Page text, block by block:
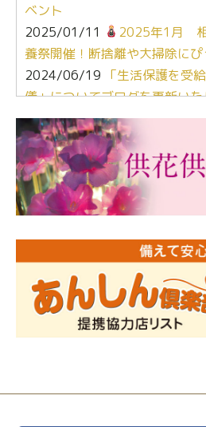
ベント
2025/01/11
2025年1月
養祭開催！断捨離や大掃除に
2024/06/19 「生活保護を受
儀」についてブログを更新い
2024/03/06【終活なるほど
ぶ！はじめてのお葬式」小さな
瀬 ご参加ありがとうございま
2024/01/19令和6年能登半島
告
人形供養 寄付の
2023/12/16終活なるほど教
ス®上鶴間 エンディングノー
2023/11/29 永田屋創業110
ントホテル東京町田